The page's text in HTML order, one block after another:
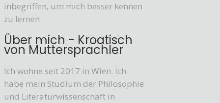
inbegriffen, um mich besser kennen
zu lernen.
Über mich - Kroatisch
von Muttersprachler
Ich wohne seit 2017 in Wien. Ich
habe mein Studium der Philosophie
und Literaturwissenschaft in